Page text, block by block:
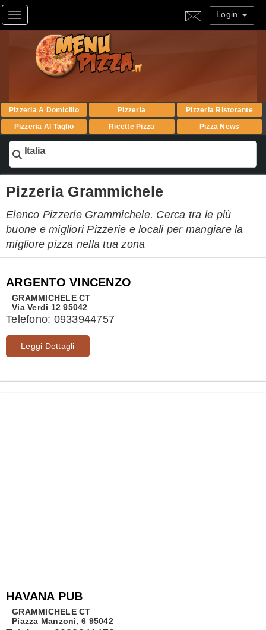
Toggle navigation Login
Pizzeria A Domicilio Pizzeria
Pizzeria Ristorante
Pizzeria Al Taglio
Ricette Pizza Pizza News
Italia
Pizzeria Grammichele
Elenco Pizzerie Grammichele. Cerca tra le più
buone e migliori Pizzerie e locali per mangiare la
migliore pizza nella tua zona
ARGENTO VINCENZO
GRAMMICHELE CT
Via Verdi 12 95042
Telefono: 0933944757
Leggi Dettagli
HAVANA PUB
GRAMMICHELE CT
Piazza Manzoni, 6 95042